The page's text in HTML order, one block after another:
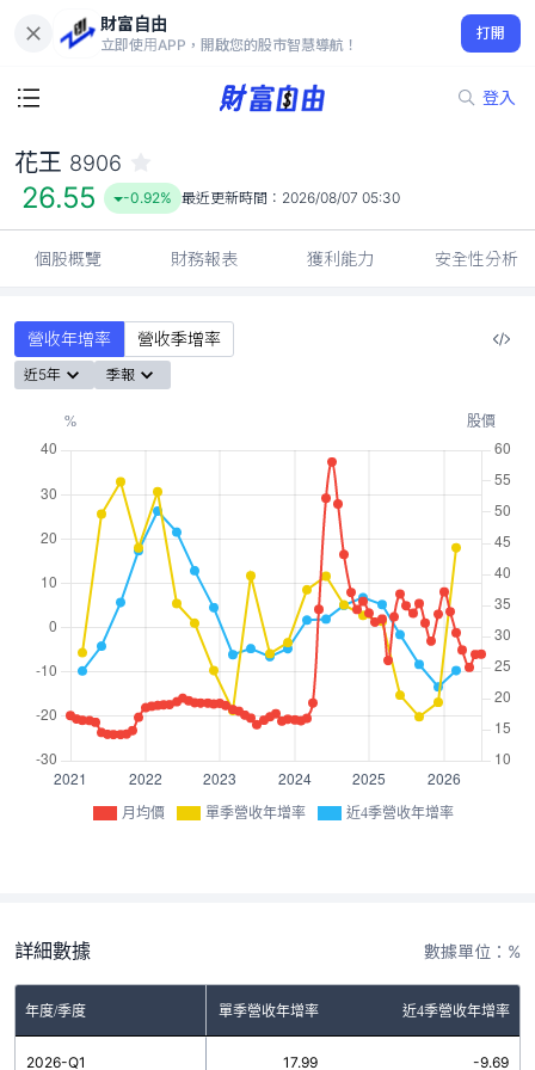
財富自由
立即使用APP，開啟您的股市智慧導航！
打開
登入
26.55
-0.92%
花王 8906
26.55 -0.92% 最近更新時間： 2026/08/07 05:30
個股概覽 財務報表 獲利能力 安全性分析
營收年增率 營收季增率
近5年 季報
月均價 單季營收年增率 近4季營收年增率
詳細數據 數據單位：%
年度/季度 單季營收年增率 近4季營收年增率
2026-Q1 17.99 -9.69